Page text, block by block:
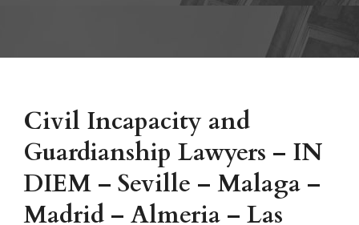
Civil Incapacity and
Guardianship Lawyers – IN
DIEM – Seville – Malaga –
Madrid – Almeria – Las